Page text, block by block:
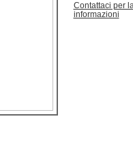
Contattaci per
informazioni